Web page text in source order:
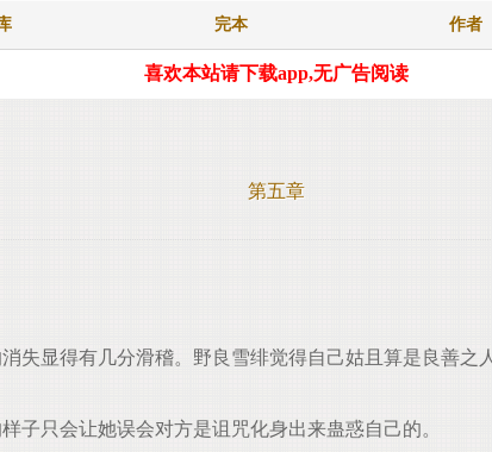
完本 作者
喜欢本站请下载app,无广告阅读
第五章
失显得有几分滑稽。野良雪绯觉得自己姑且算是良善
只会让她误会对方是诅咒化身出来蛊惑自己的。